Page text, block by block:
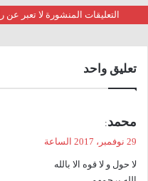
التعليقات المنشورة لا تعبر
تعليق واحد
ل
محمد:
29 نوفمبر، 2017 الساعة
لا حول و لا قوه الا بالله